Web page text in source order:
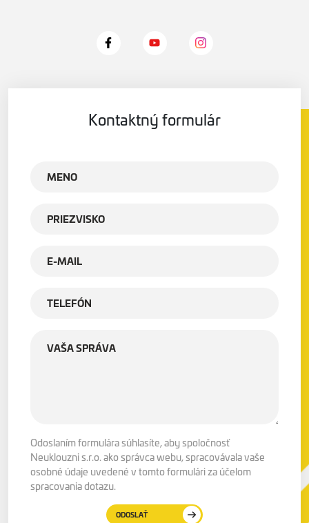
Kontaktný formulár
Odoslaním formulára súhlasíte, aby spoločnosť
Neuklouzni s.r.o. ako správca webu, spracovávala vaše
osobné údaje uvedené v tomto formulári za účelom
spracovania dotazu.
ODOSLAŤ